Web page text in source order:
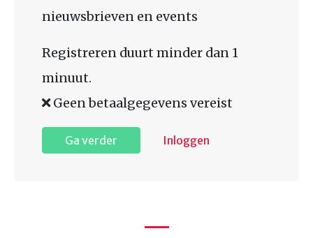
nieuwsbrieven en events
Registreren duurt minder dan 1
minuut.
Geen betaalgegevens vereist
Ga verder Inloggen